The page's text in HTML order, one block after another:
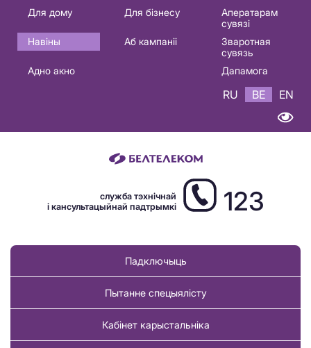
Основная
навигация
BE
Для дому Для бізнесу
Аператарам
сувязі
Навіны
Аб кампаніі
Зваротная
сувязь
Адно акно
Дапамога
RU BE EN
служба тэхнічнай
і кансультацыйнай падтрымкі
123
Падключыць
Пытанне спецыялісту
Кабінет карыстальніка